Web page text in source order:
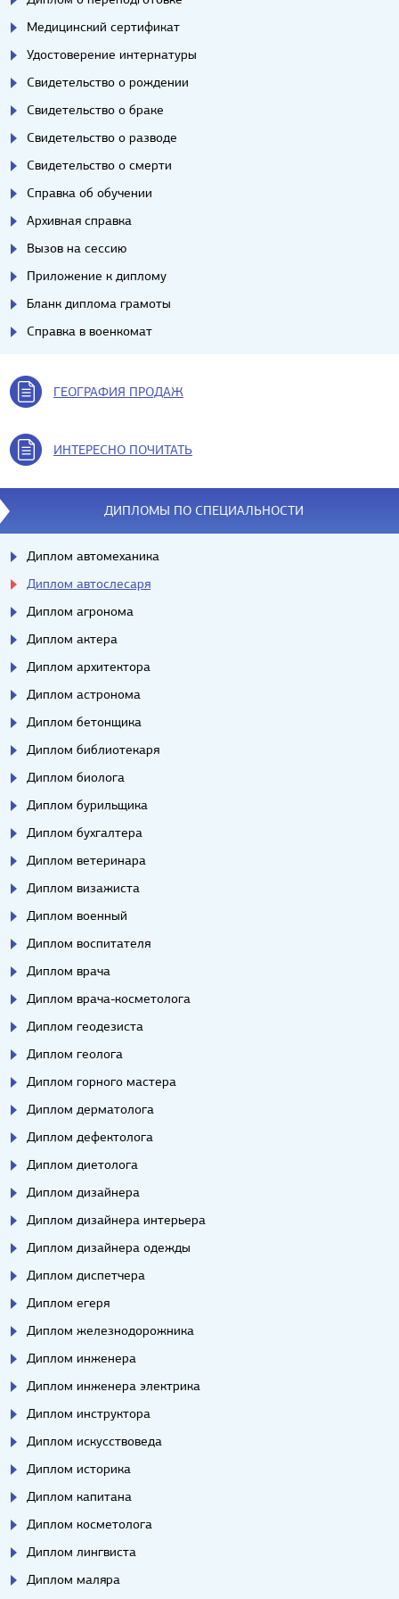
Медицинский сертификат
Удостоверение интернатуры
Свидетельство о рождении
Свидетельство о браке
Свидетельство о разводе
Свидетельство о смерти
Справка об обучении
Архивная справка
Вызов на сессию
Приложение к диплому
Бланк диплома грамоты
Справка в военкомат
ГЕОГРАФИЯ ПРОДАЖ
ИНТЕРЕСНО ПОЧИТАТЬ
ДИПЛОМЫ ПО СПЕЦИАЛЬНОСТИ
Диплом автомеханика
Диплом автослесаря
Диплом агронома
Диплом актера
Диплом архитектора
Диплом астронома
Диплом бетонщика
Диплом библиотекаря
Диплом биолога
Диплом бурильщика
Диплом бухгалтера
Диплом ветеринара
Диплом визажиста
Диплом военный
Диплом воспитателя
Диплом врача
Диплом врача-косметолога
Диплом геодезиста
Диплом геолога
Диплом горного мастера
Диплом дерматолога
Диплом дефектолога
Диплом диетолога
Диплом дизайнера
Диплом дизайнера интерьера
Диплом дизайнера одежды
Диплом диспетчера
Диплом егеря
Диплом железнодорожника
Диплом инженера
Диплом инженера электрика
Диплом инструктора
Диплом искусствоведа
Диплом историка
Диплом капитана
Диплом косметолога
Диплом лингвиста
Диплом маляра